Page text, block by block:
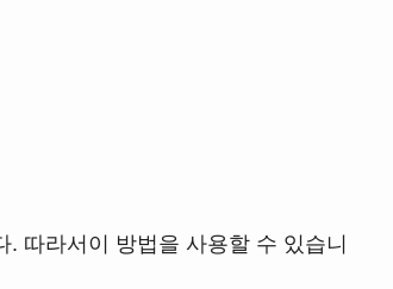
따라서이 방법을 사용할 수 있습니